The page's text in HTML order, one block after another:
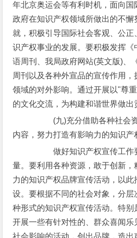
年北京奥运会等有利时机，面向国
政府在知识产权领域所做出的不
就，积极引导国际社会客观、公正
识产权事业的发展。要积极发挥《
语周刊、我局政府网站(英文版)、
周刊以及各种外宣品的宣传作用
领域的对外影响。通过开展以"尊
的文化交流，为构建和谐世界做出
(九)充分借助各种社会资
内容，努力打造有影响力的知识产
做好知识产权宣传工作要
量。要利用各种资源，敢于创新，
力的知识产权品牌宣传活动，以此
设。要根据不同的社会对象，分层
种形式的知识产权宣传活动。特别
开展一些有针对性的、群众喜闻乐
社会影响的活动，创出品牌，造出